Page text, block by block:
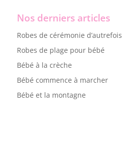
Nos derniers articles
Robes de cérémonie d’autrefois
Robes de plage pour bébé
Bébé à la crèche
Bébé commence à marcher
Bébé et la montagne